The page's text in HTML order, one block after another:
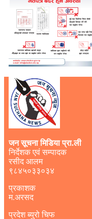
जन सूचना मिडिया प्रा.ली
निर्देशक एवं सम्पादक
रसीद आलम
९८४५०३३०३४
प्रकाशक
म.अरसद
प्रदेश ब्युरो चिफ